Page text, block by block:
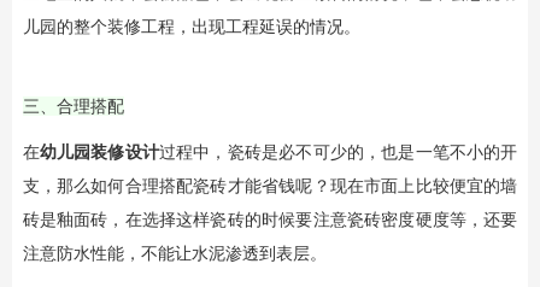
儿园的整个装修工程，出现工程延误的情况。
三、合理搭配
在幼儿园装修设计过程中，瓷砖是必不可少的，也是一笔不小的开
支，那么如何合理搭配瓷砖才能省钱呢？现在市面上比较便宜的墙
砖是釉面砖，在选择这样瓷砖的时候要注意瓷砖密度硬度等，还要
注意防水性能，不能让水泥渗透到表层。